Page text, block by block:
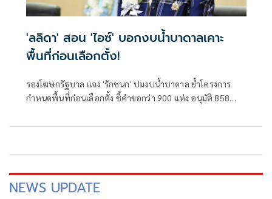
'ลลิดา' สอน 'ไอซ์' บอกงบน้ำบาดาลเคาะ
พื้นที่ก่อนเลือกตั้ง!
รองโฆษกรัฐบาล แจง 'รักชนก' ปมงบน้ำบาดาล ย้ำโครงการ
กำหนดพื้นที่ก่อนเลือกตั้ง ชี้คำขอกว่า 900 แห่ง อนุมัติ 858
NEWS UPDATE